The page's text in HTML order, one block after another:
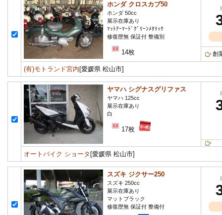
ホンダ クロスカブ50
ホンダ 50cc
展示在庫あり
ﾏｯﾄｱｰﾏｰﾄﾞｸﾞﾘｰﾝﾒﾀﾘｯｸ
修復歴無 保証付 整備別
14枚 創
(有)モトランド宮内 [愛媛県 松山市]
ヤマハ シグナスグリファス
ヤマハ 125cc
展示在庫あり
白
17枚
オートバイク ショータ [愛媛県 松山市]
スズキ ジクサー250
スズキ 250cc
展示在庫あり
マットブラック
修復歴無 保証付 整備付